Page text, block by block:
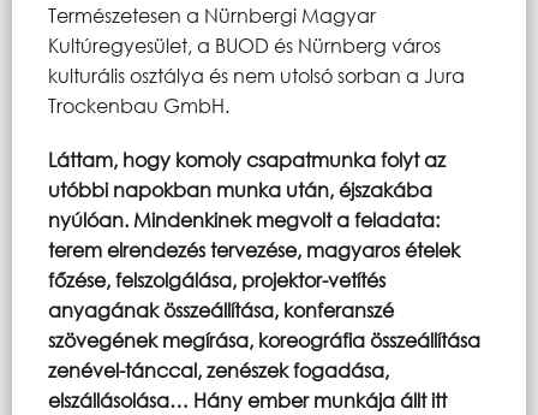
Természetesen a Nürnbergi Magyar
Kultúregyesület, a BUOD és Nürnberg város
kulturális osztálya és nem utolsó sorban a Jura
Trockenbau GmbH.
Láttam, hogy komoly csapatmunka folyt az
utóbbi napokban munka után, éjszakába
nyúlóan. Mindenkinek megvolt a feladata:
terem elrendezés tervezése, magyaros ételek
főzése, felszolgálása, projektor-vetítés
anyagának összeállítása, konferanszé
szövegének megírása, koreográfia összeállítása
zenével-tánccal, zenészek fogadása,
elszállásolása… Hány ember munkája állt itt